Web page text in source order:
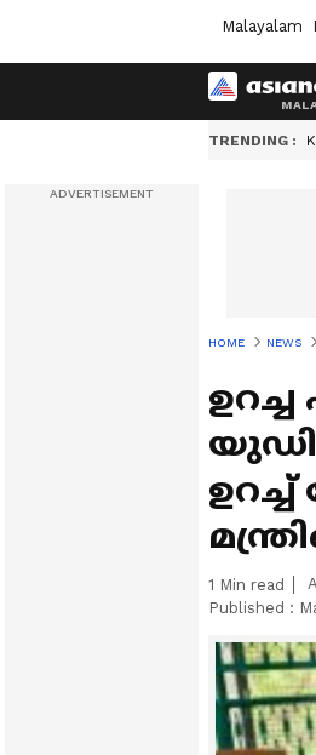
Malayalam
TRENDING :
HOME NEWS
1 Min read
Published :